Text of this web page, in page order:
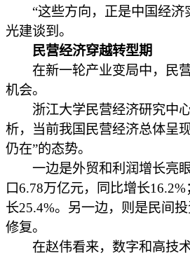
“这些方向，正是中国经济
光建谈到。
民营经济穿越转型期
在新一轮产业变局中，民营
机会。
浙江大学民营经济研究中心
析，当前我国民营经济总体呈
仍在”的态势。
一边是外贸和利润增长亮眼
口6.78万亿元，同比增长
长25.4%。另一边，则是民间
修复。
在赵伟看来，数字和高技术